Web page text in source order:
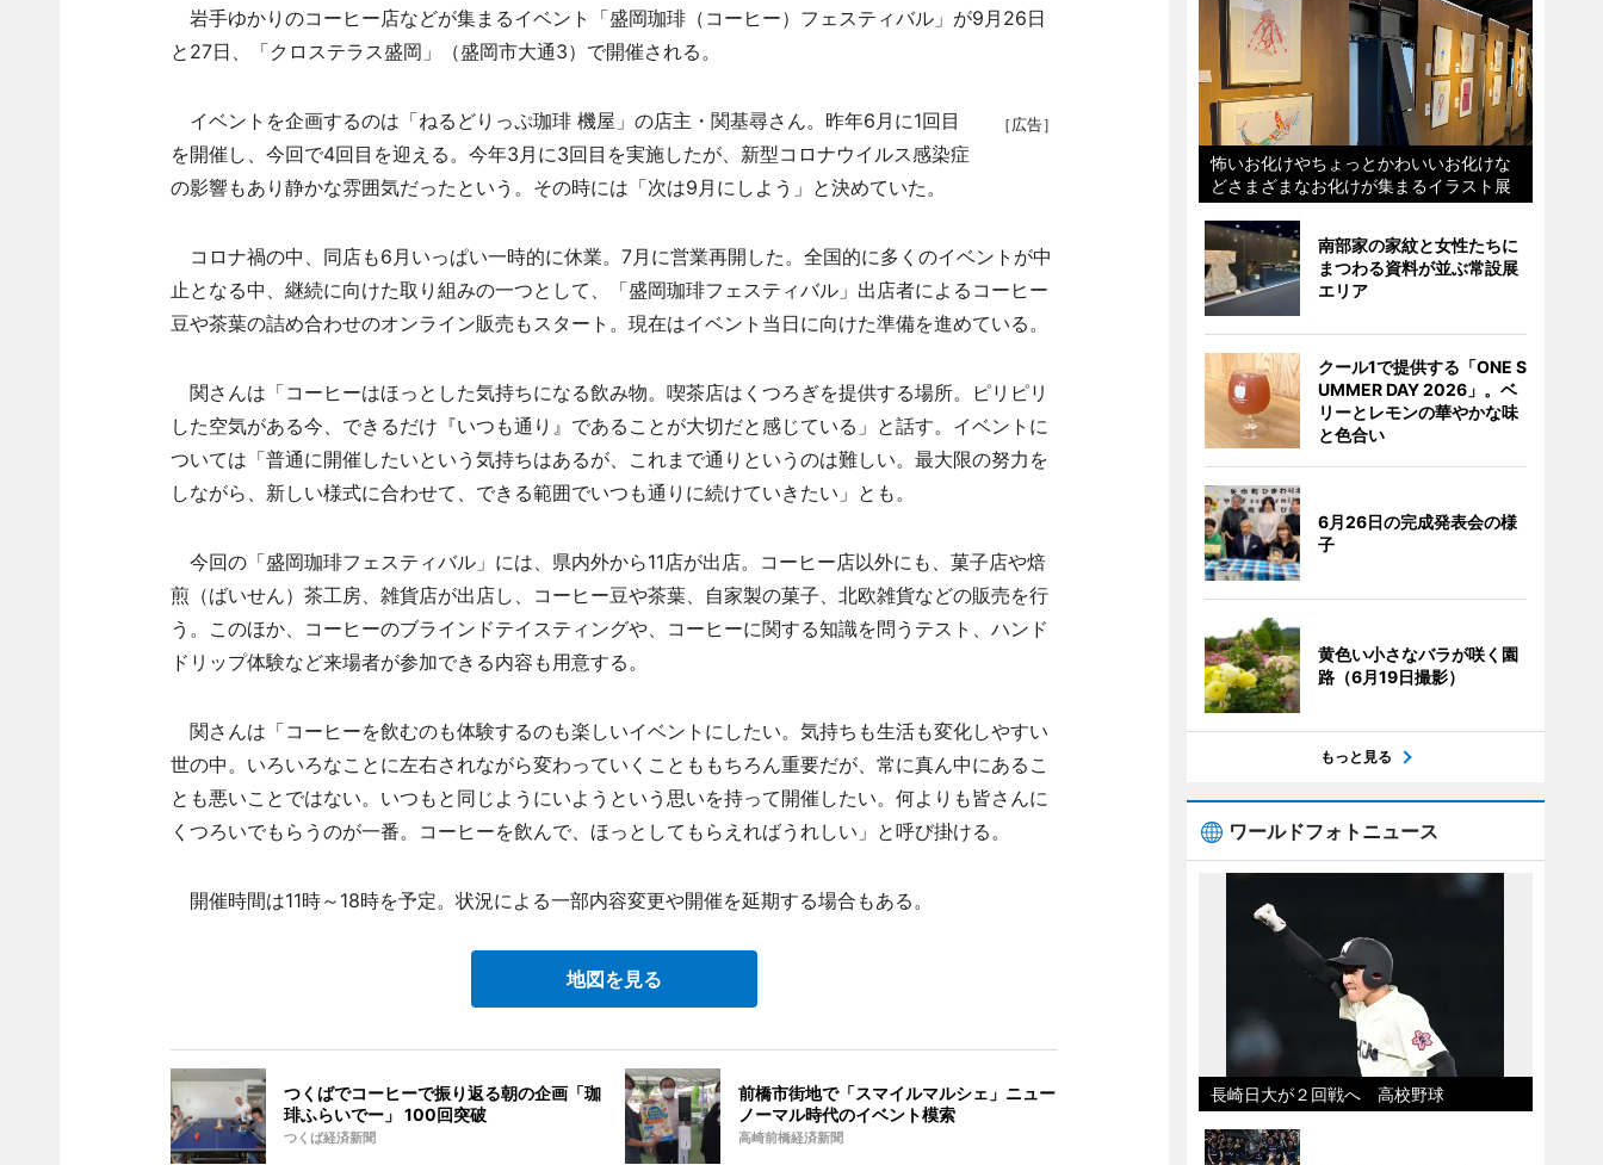
岩手ゆかりのコーヒー店などが集まるイベント「盛岡珈琲（コーヒー）フェスティバル」が9月26日
と27日、「クロステラス盛岡」（盛岡市大通3）で開催される。
［広告］
イベントを企画するのは「ねるどりっぷ珈琲 機屋」の店主・関基尋さん。昨年6月に1回目
を開催し、今回で4回目を迎える。今年3月に3回目を実施したが、新型コロナウイルス感染症
の影響もあり静かな雰囲気だったという。その時には「次は9月にしよう」と決めていた。
コロナ禍の中、同店も6月いっぱい一時的に休業。7月に営業再開した。全国的に多くのイベントが中
止となる中、継続に向けた取り組みの一つとして、「盛岡珈琲フェスティバル」出店者によるコーヒー
豆や茶葉の詰め合わせのオンライン販売もスタート。現在はイベント当日に向けた準備を進めている。
関さんは「コーヒーはほっとした気持ちになる飲み物。喫茶店はくつろぎを提供する場所。ピリピリ
した空気がある今、できるだけ『いつも通り』であることが大切だと感じている」と話す。イベントに
ついては「普通に開催したいという気持ちはあるが、これまで通りというのは難しい。最大限の努力を
しながら、新しい様式に合わせて、できる範囲でいつも通りに続けていきたい」とも。
今回の「盛岡珈琲フェスティバル」には、県内外から11店が出店。コーヒー店以外にも、菓子店や焙
煎（ばいせん）茶工房、雑貨店が出店し、コーヒー豆や茶葉、自家製の菓子、北欧雑貨などの販売を行
う。このほか、コーヒーのブラインドテイスティングや、コーヒーに関する知識を問うテスト、ハンド
ドリップ体験など来場者が参加できる内容も用意する。
関さんは「コーヒーを飲むのも体験するのも楽しいイベントにしたい。気持ちも生活も変化しやすい
世の中。いろいろなことに左右されながら変わっていくことももちろん重要だが、常に真ん中にあるこ
とも悪いことではない。いつもと同じようにいようという思いを持って開催したい。何よりも皆さんに
くつろいでもらうのが一番。コーヒーを飲んで、ほっとしてもらえればうれしい」と呼び掛ける。
開催時間は11時～18時を予定。状況による一部内容変更や開催を延期する場合もある。
地図を見る
つくばでコーヒーで振り返る朝の企画「珈
琲ふらいでー」 100回突破
つくば経済新聞
前橋市街地で「スマイルマルシェ」ニュー
ノーマル時代のイベント模索
高崎前橋経済新聞
怖いお化けやちょっとかわいいお化けな
どさまざまなお化けが集まるイラスト展
南部家の家紋と女性たちに
まつわる資料が並ぶ常設展
エリア
クール1で提供する「ONE S
UMMER DAY 2026」。ベ
リーとレモンの華やかな味
と色合い
6月26日の完成発表会の様
子
黄色い小さなバラが咲く園
路（6月19日撮影）
もっと見る
ワールドフォトニュース
長崎日大が２回戦へ 高校野球